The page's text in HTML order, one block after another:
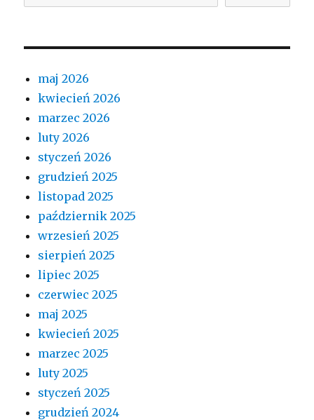
maj 2026
kwiecień 2026
marzec 2026
luty 2026
styczeń 2026
grudzień 2025
listopad 2025
październik 2025
wrzesień 2025
sierpień 2025
lipiec 2025
czerwiec 2025
maj 2025
kwiecień 2025
marzec 2025
luty 2025
styczeń 2025
grudzień 2024